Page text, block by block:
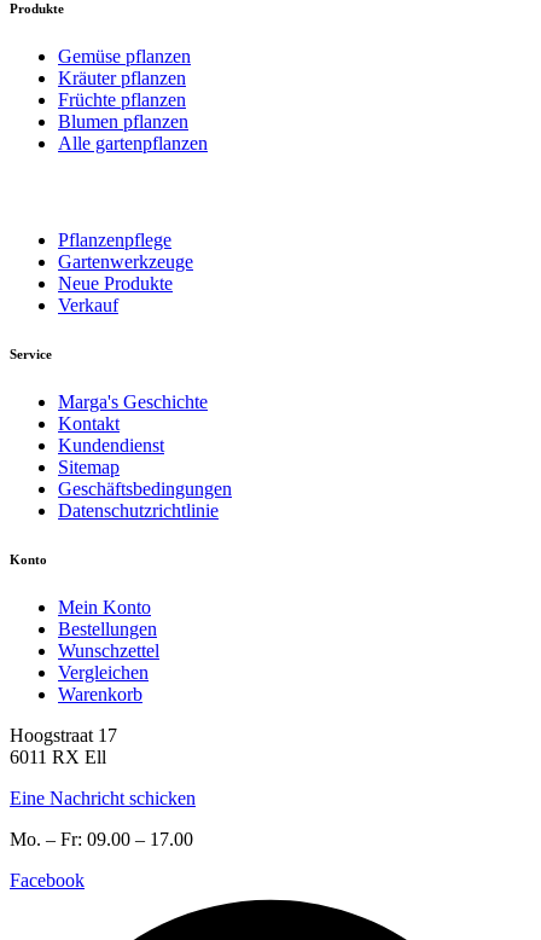
Produkte
Gemüse pflanzen
Kräuter pflanzen
Früchte pflanzen
Blumen pflanzen
Alle gartenpflanzen
Pflanzenpflege
Gartenwerkzeuge
Neue Produkte
Verkauf
Service
Marga's Geschichte
Kontakt
Kundendienst
Sitemap
Geschäftsbedingungen
Datenschutzrichtlinie
Konto
Mein Konto
Bestellungen
Wunschzettel
Vergleichen
Warenkorb
Hoogstraat 17
6011 RX Ell
Eine Nachricht schicken
Mo. – Fr: 09.00 – 17.00
Facebook